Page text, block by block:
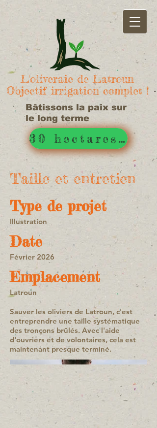
L'oliveraie de Latroun
Objectif irrigation complet !
30 hectares
Bâtissons la paix sur
le long terme
Taille et entretien
Type de projet
Illustration
Date
Février 2026
Emplacement
Latroun
Sauver les oliviers de Latroun, c'est
entreprendre une taille systématique
des tronçons brûlés. Avec l'aide
d'ouvriers et de volontaires, cela est
maintenant presque terminé.